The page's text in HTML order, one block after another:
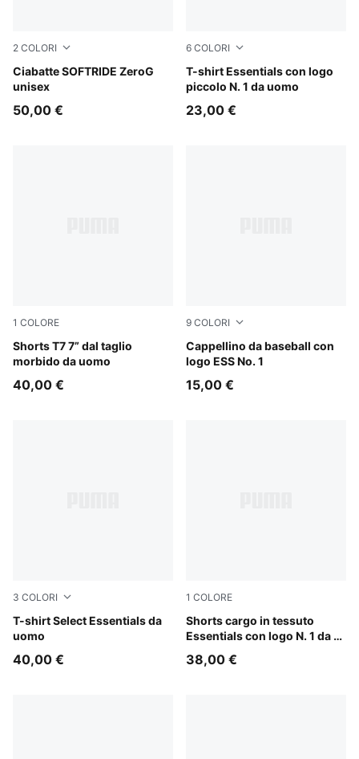
2 COLORI
Ciabatte SOFTRIDE ZeroG
unisex
Warm White-Bright Papaya
50,00 €
6 COLORI
T-shirt Essentials con logo
piccolo N. 1 da uomo
Puma Black
23,00 €
1 COLORE
Shorts T7 7” dal taglio
morbido da uomo
Inky Depths-Créme De Mint
40,00 €
9 COLORI
Cappellino da baseball con
logo ESS No. 1
For All Time Red
15,00 €
3 COLORI
T-shirt Select Essentials da
uomo
Medium Gray Heather
40,00 €
1 COLORE
Shorts cargo in tessuto
Essentials con logo N. 1 da 9"
Puma Black
38,00 €